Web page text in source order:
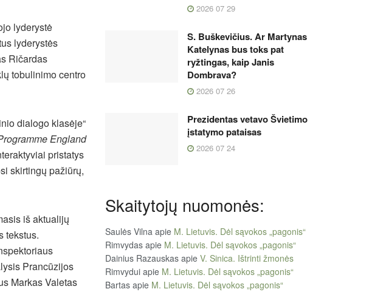
lyderystė
lyderystės
Ričardas
tobulinimo centro
dialogo klasėje“
England
pristatys
skirtingų pažiūrų,
iš aktualijų
tekstus.
Prancūzijos
Markas Valetas
2026 07 29
S. Buškevičius. Ar Martynas
Katelynas bus toks pat
ryžtingas, kaip Janis
Dombrava?
2026 07 26
Prezidentas vetavo Švietimo
įstatymo pataisas
2026 07 24
Skaitytojų nuomonės:
Saulės Vilna apie M. Lietuvis. Dėl sąvokos „pagonis“
Rimvydas apie M. Lietuvis. Dėl sąvokos „pagonis“
Dainius Razauskas apie V. Sinica. Ištrinti žmonės
Rimvydui apie M. Lietuvis. Dėl sąvokos „pagonis“
Bartas apie M. Lietuvis. Dėl sąvokos „pagonis“